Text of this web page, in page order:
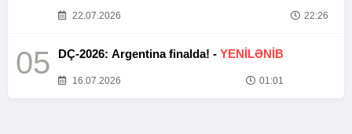
22.07.2026 22:26
05 DÇ-2026: Argentina finalda! - YENİLƏNİB
16.07.2026 01:01